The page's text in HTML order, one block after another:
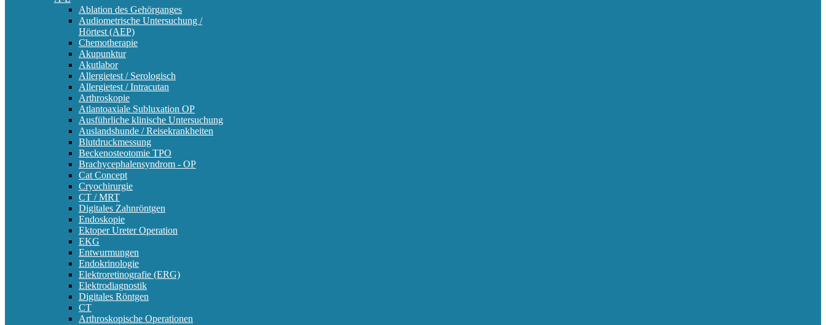
Ablation des Gehörganges
Audiometrische Untersuchung /
Hörtest (AEP)
Chemotherapie
Akupunktur
Akutlabor
Allergietest / Serologisch
Allergietest / Intracutan
Arthroskopie
Atlantoaxiale Subluxation OP
Ausführliche klinische Untersuchung
Auslandshunde / Reisekrankheiten
Blutdruckmessung
Beckenosteotomie TPO
Brachycephalensyndrom - OP
Cat Concept
Cryochirurgie
CT / MRT
Digitales Zahnröntgen
Endoskopie
Ektoper Ureter Operation
EKG
Entwurmungen
Endokrinologie
Elektroretinografie (ERG)
Elektrodiagnostik
Digitales Röntgen
CT
Arthroskopische Operationen